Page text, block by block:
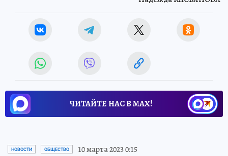
ЧИТАЙТЕ НАС В МАХ!
НОВОСТИ ОБЩЕСТВО 10 марта 2023 0:15